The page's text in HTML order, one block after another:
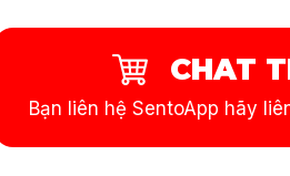
CHAT
Bạn liên hệ SentoApp hãy